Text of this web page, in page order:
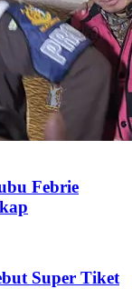
Febrie
Super Tiket